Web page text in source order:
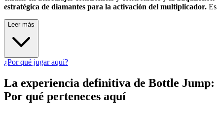
estratégica de diamantes para la activación del multiplicador. Es
Leer más
¿Por qué jugar aquí?
La experiencia definitiva de Bottle Jump:
Por qué perteneces aquí